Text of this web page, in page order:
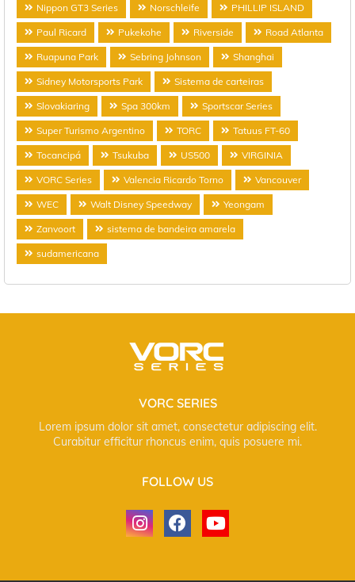
Nippon GT3 Series Norschleife PHILLIP ISLAND
Paul Ricard Pukekohe Riverside Road Atlanta
Ruapuna Park Sebring Johnson Shanghai
Sidney Motorsports Park Sistema de carteiras
Slovakiaring Spa 300km Sportscar Series
Super Turismo Argentino TORC Tatuus FT-60
Tocancipá Tsukuba US500 VIRGINIA
VORC Series Valencia Ricardo Torno Vancouver
WEC Walt Disney Speedway Yeongam
Zanvoort sistema de bandeira amarela
sudamericana
VORC SERIES
Lorem ipsum dolor sit amet, consectetur adipiscing elit.
Curabitur efficitur rhoncus enim, quis posuere mi.
FOLLOW US